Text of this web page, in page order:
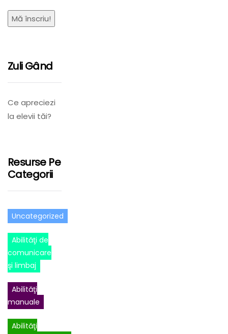
Zuli Gând
Ce apreciezi
la elevii tăi?
Resurse Pe
Categorii
Uncategorized
Abilităţi de
comunicare
şi limbaj
Abilităţi
manuale
Abilităţi